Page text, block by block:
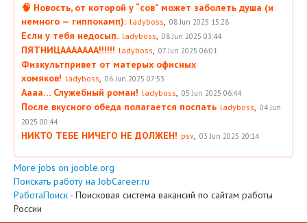
🧠 Новость, от которой у “сов” может заболеть душа (и
немного — гиппокамп): ladyboss 08 Jun 2025 15:28
Если у тебя недосып. ladyboss 08 Jun 2025 03:44
ПЯТНИЦААААААА!!!!!! ladyboss 07 Jun 2025 06:01
Физкультпривет от матерых офисных
хомяков! ladyboss 06 Jun 2025 07:53
Аааа… Служебный роман! ladyboss 05 Jun 2025 06:44
После вкусного обеда полагается поспать ladyboss
04 Jun
2025 00:44
НИКТО ТЕБЕ НИЧЕГО НЕ ДОЛЖЕН! psv 03 Jun 2025 20:14
More jobs on jooble.org
Поискать работу на JobCareer.ru
РаботаПоиск - Поисковая система вакансий по сайтам работы
России